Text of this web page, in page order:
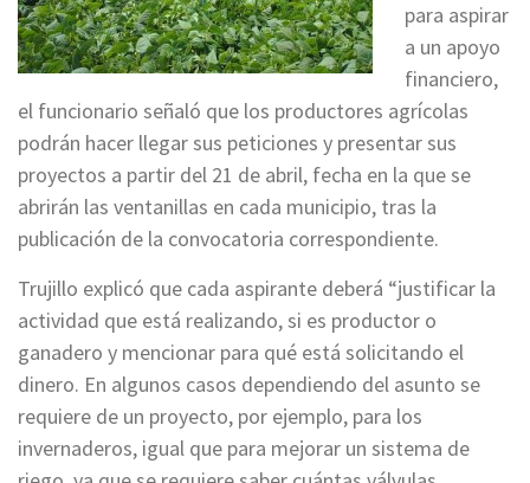
para aspirar
a un apoyo
financiero,
el funcionario señaló que los productores agrícolas
podrán hacer llegar sus peticiones y presentar sus
proyectos a partir del 21 de abril, fecha en la que se
abrirán las ventanillas en cada municipio, tras la
publicación de la convocatoria correspondiente.
Trujillo explicó que cada aspirante deberá “justificar la
actividad que está realizando, si es productor o
ganadero y mencionar para qué está solicitando el
dinero. En algunos casos dependiendo del asunto se
requiere de un proyecto, por ejemplo, para los
invernaderos, igual que para mejorar un sistema de